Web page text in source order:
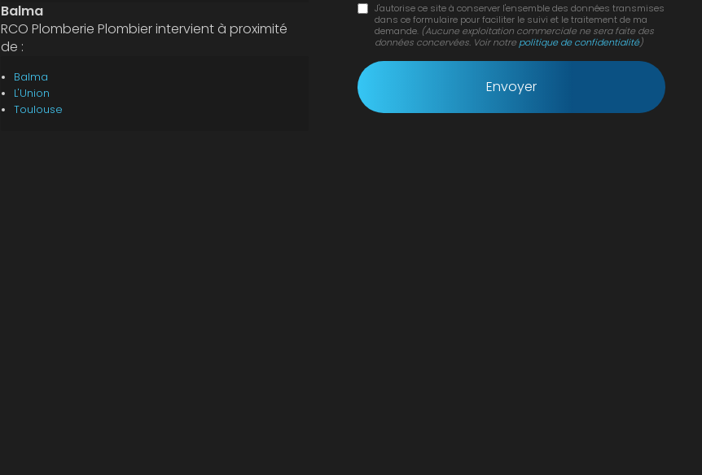
Balma
RCO Plomberie Plombier intervient à proximité
de :
Balma
L'Union
Toulouse
J'autorise ce site à conserver l'ensemble des données transmises
dans ce formulaire pour faciliter le suivi et le traitement de ma
demande. (Aucune exploitation commerciale ne sera faite des
données concervées. Voir notre politique de confidentialité)